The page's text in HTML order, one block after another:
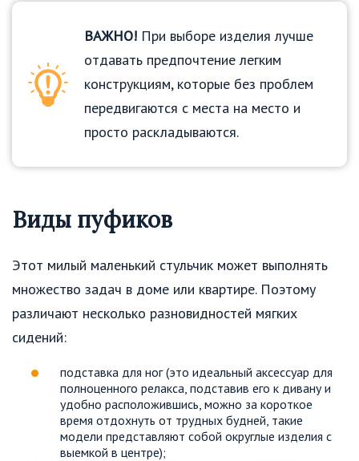
ВАЖНО! При выборе изделия лучше
отдавать предпочтение легким
конструкциям, которые без проблем
передвигаются с места на место и
просто раскладываются.
Виды пуфиков
Этот милый маленький стульчик может выполнять
множество задач в доме или квартире. Поэтому
различают несколько разновидностей мягких
сидений:
подставка для ног (это идеальный аксессуар для
полноценного релакса, подставив его к дивану и
удобно расположившись, можно за короткое
время отдохнуть от трудных будней, такие
модели представляют собой округлые изделия с
выемкой в центре);